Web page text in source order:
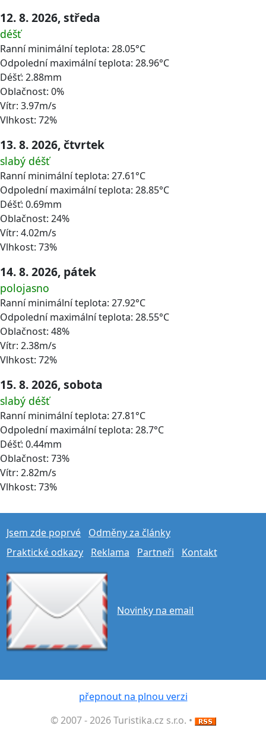
12. 8. 2026, středa
déšť
Ranní minimální teplota: 28.05°C
Odpolední maximální teplota: 28.96°C
Déšť: 2.88mm
Oblačnost: 0%
Vítr: 3.97m/s
Vlhkost: 72%
13. 8. 2026, čtvrtek
slabý déšť
Ranní minimální teplota: 27.61°C
Odpolední maximální teplota: 28.85°C
Déšť: 0.69mm
Oblačnost: 24%
Vítr: 4.02m/s
Vlhkost: 73%
14. 8. 2026, pátek
polojasno
Ranní minimální teplota: 27.92°C
Odpolední maximální teplota: 28.55°C
Oblačnost: 48%
Vítr: 2.38m/s
Vlhkost: 72%
15. 8. 2026, sobota
slabý déšť
Ranní minimální teplota: 27.81°C
Odpolední maximální teplota: 28.7°C
Déšť: 0.44mm
Oblačnost: 73%
Vítr: 2.82m/s
Vlhkost: 73%
Jsem zde poprvé
Odměny za články
Praktické odkazy
Reklama Partneři Kontakt
Novinky na email
přepnout na plnou verzi
© 2007 - 2026 Turistika.cz s.r.o. •